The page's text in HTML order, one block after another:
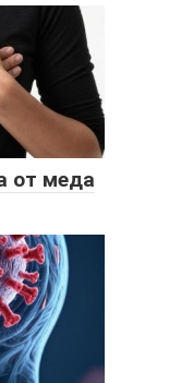
от меда